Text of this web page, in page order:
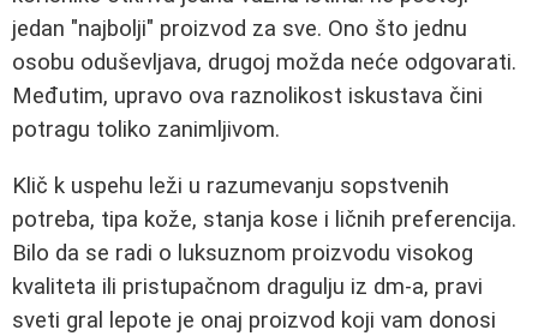
jedan "najbolji" proizvod za sve. Ono što jednu
osobu oduševljava, drugoj možda neće odgovarati.
Međutim, upravo ova raznolikost iskustava čini
potragu toliko zanimljivom.
Klič k uspehu leži u razumevanju sopstvenih
potreba, tipa kože, stanja kose i ličnih preferencija.
Bilo da se radi o luksuznom proizvodu visokog
kvaliteta ili pristupačnom dragulju iz dm-a, pravi
sveti gral lepote je onaj proizvod koji vam donosi